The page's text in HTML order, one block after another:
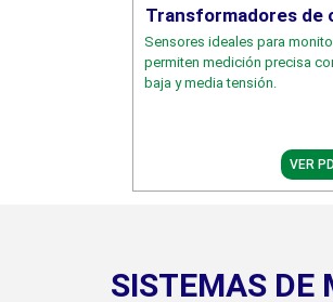
Transformadores
Sensores ideales para
permiten medición precisa
baja y media tensión.
VER
SISTEMAS DE